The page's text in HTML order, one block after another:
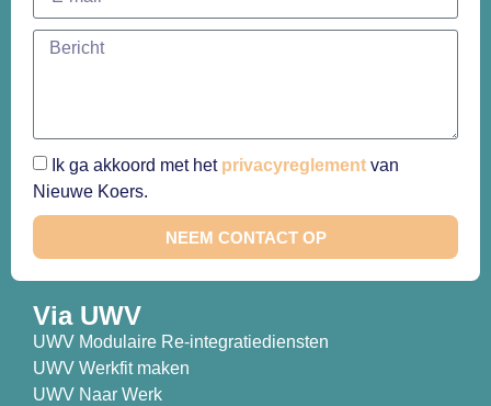
Ik ga akkoord met het privacyreglement van
Nieuwe Koers.
NEEM CONTACT OP
Via UWV
UWV Modulaire Re-integratiediensten
UWV Werkfit maken
UWV Naar Werk